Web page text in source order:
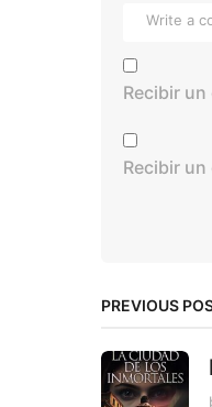
Recibir
Recibir
PREVIOUS